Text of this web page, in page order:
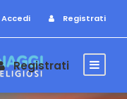
Accedi Registrati
Registrati